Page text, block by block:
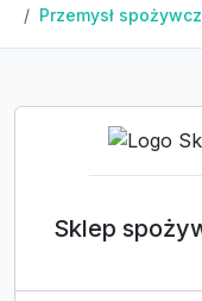
Przemysł
Sklep